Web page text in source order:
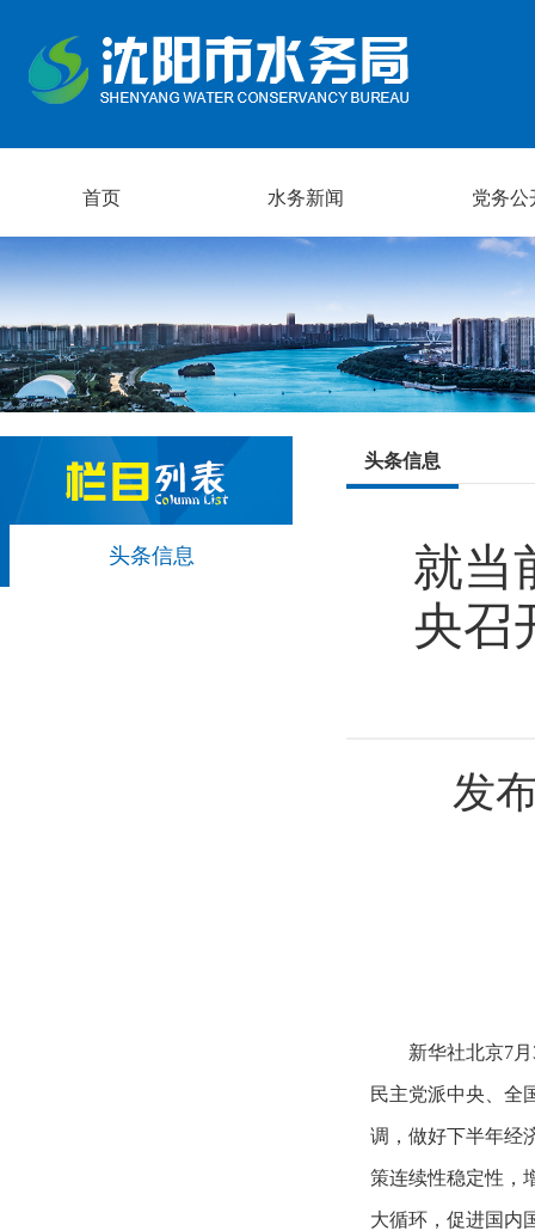
首页 水务新闻 党务公
头条信息
头条信息
就当
央召
发
新华社北京7
民主党派中央、全
调，做好下半年经
策连续性稳定性，
大循环，促进国内